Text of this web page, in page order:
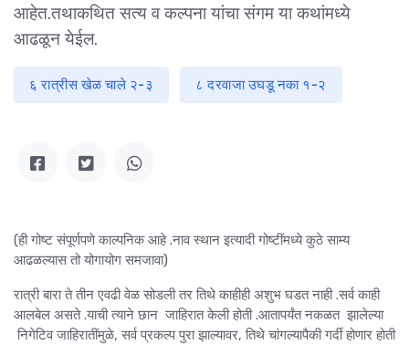
आहेत.तथाकथित सत्य व कल्पना यांचा संगम या कथांमध्ये
आढळून येईल.
६ रात्रीस खेळ चाले २-३ ८ दरवाजा उघडू नका १-२
(ही गोष्ट संपूर्णपणे काल्पनिक आहे .नाव स्थान इत्यादी गोष्टींमध्ये कुठे साम्य
आढळल्यास तो योगायोग समजावा)
रात्री बारा ते तीन एवढी वेळ सोडली तर तिथे काहीही अशुभ घडत नाही .सर्व काही
आलबेल असते .याची त्याने छान जाहिरात केली होती .आतापर्यंत नकळत झालेल्या
निगेटिव जाहिरातींमुळे, सर्व प्रकल्प पुरा झाल्यावर, तिथे चांगल्यापैकी गर्दी होणार होती